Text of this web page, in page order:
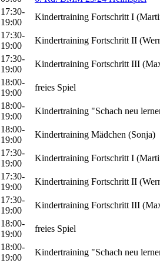
17:30-
19:00
Kindertraining Fortschritt I
17:30-
19:00
Kindertraining Fortschritt II
17:30-
19:00
Kindertraining Fortschritt III
18:00-
19:00
freies Spiel
18:00-
19:00
Kindertraining "Schach neu
18:00-
19:00
Kindertraining Mädchen (Sonja)
17:30-
19:00
Kindertraining Fortschritt I
17:30-
19:00
Kindertraining Fortschritt II
17:30-
19:00
Kindertraining Fortschritt III
18:00-
19:00
freies Spiel
18:00-
19:00
Kindertraining "Schach neu